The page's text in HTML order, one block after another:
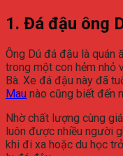
1. Đá đậu ông
Ông Dú đá đậu là quán
trong một con hẻm nhỏ
Bà. Xe đá đậu này đã
Mau nào cũng biết đến
Nhờ chất lượng cùng
luôn được nhiều người
khi đi xa hoặc du học